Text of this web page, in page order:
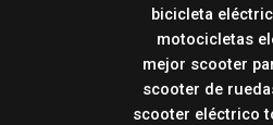
bicicleta
motocicletas
mejor scooter
scooter de
scooter eléctrico